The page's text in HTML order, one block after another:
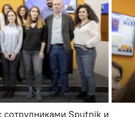
сотрудниками Sputnik и